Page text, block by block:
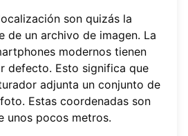
son quizás la
de un archivo de imagen. La
modernos tienen
defecto. Esto significa que
adjunta un conjunto de
Estas coordenadas son
unos pocos metros.